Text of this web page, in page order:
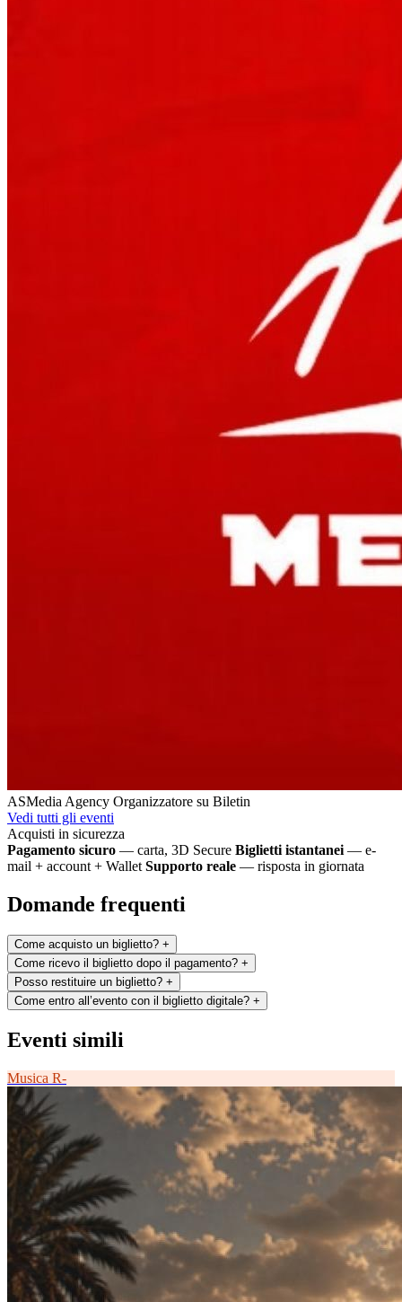
ASMedia Agency Organizzatore su Biletin
Vedi tutti gli eventi
Acquisti in sicurezza
Pagamento sicuro — carta, 3D Secure Biglietti istantanei — e-
mail + account + Wallet Supporto reale — risposta in giornata
Domande frequenti
Come acquisto un biglietto? +
Come ricevo il biglietto dopo il pagamento? +
Posso restituire un biglietto? +
Come entro all’evento con il biglietto digitale? +
Eventi simili
Musica R-